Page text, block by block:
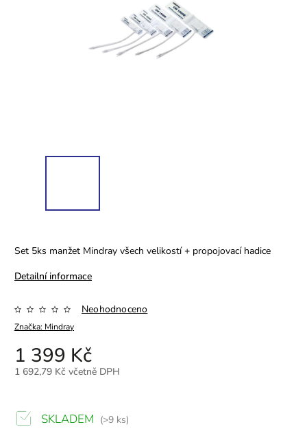
Set 5ks manžet Mindray všech velikostí + propojovací hadice
Detailní informace
Značka: Mindray
Neohodnoceno
1 399 Kč
1 692,79 Kč včetně DPH
SKLADEM (>9 ks)